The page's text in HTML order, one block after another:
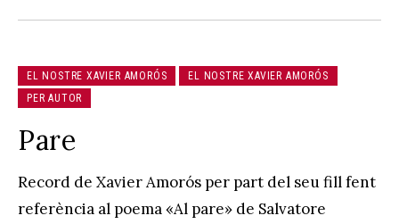
EL NOSTRE XAVIER AMORÓS
EL NOSTRE XAVIER AMORÓS
PER AUTOR
Pare
Record de Xavier Amorós per part del seu fill fent
referència al poema «Al pare» de Salvatore